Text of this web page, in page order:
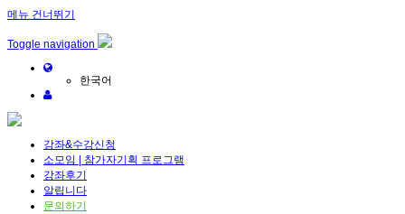
메뉴 건너뛰기
Toggle navigation
한국어
강좌&수강신청
소모임 | 참가자기획 프로그램
강좌후기
알립니다
문의하기